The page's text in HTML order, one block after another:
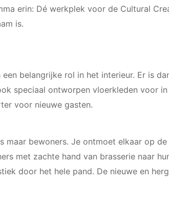
erin: Dé werkplek voor de Cultural
is.
belangrijke rol in het interieur. Er is
speciaal ontworpen vloerkleden voor
voor nieuwe gasten.
maar bewoners. Je ontmoet elkaar op
met zachte hand van brasserie naar
door het hele pand. De nieuwe en